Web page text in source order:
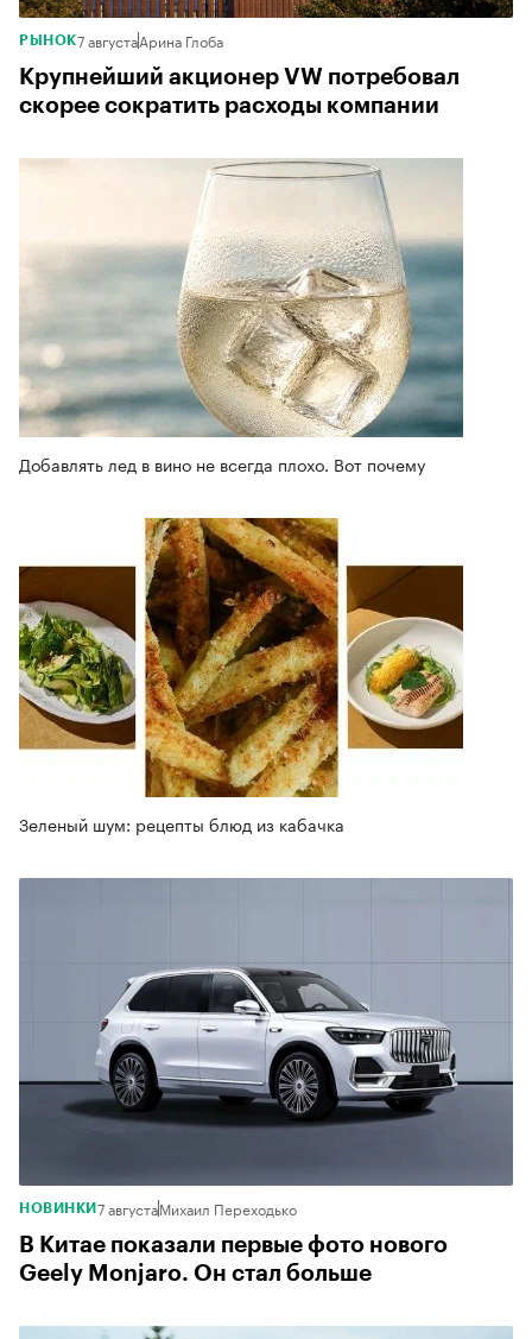
РЫНОК7 августаАрина Глоба
Крупнейший акционер VW потребовал
скорее сократить расходы компании
Добавлять лед в вино не всегда плохо. Вот почему
Зеленый шум: рецепты блюд из кабачка
НОВИНКИ 7 августаМихаил Переходько
В Китае показали первые фото нового
Geely Monjaro. Он стал больше